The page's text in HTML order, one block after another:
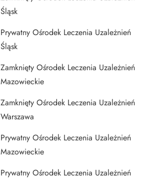
Śląsk
Prywatny Ośrodek Leczenia Uzależnień
Śląsk
Zamknięty Ośrodek Leczenia Uzależnień
Mazowieckie
Zamknięty Ośrodek Leczenia Uzależnień
Warszawa
Prywatny Ośrodek Leczenia Uzależnień
Mazowieckie
Prywatny Ośrodek Leczenia Uzależnień